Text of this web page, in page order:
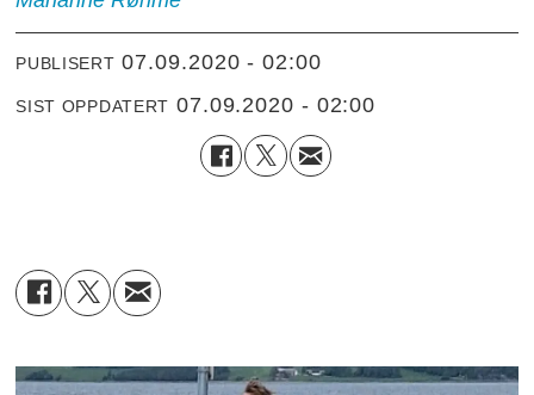
PUBLISERT 07.09.2020 - 02:00
SIST OPPDATERT 07.09.2020 - 02:00